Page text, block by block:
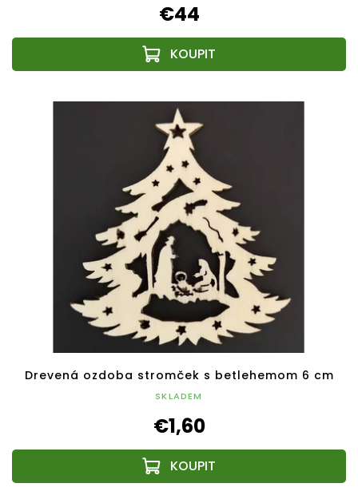
€44
Drevená ozdoba stromček s betlehemom 6 cm
SKLADEM
€1,60